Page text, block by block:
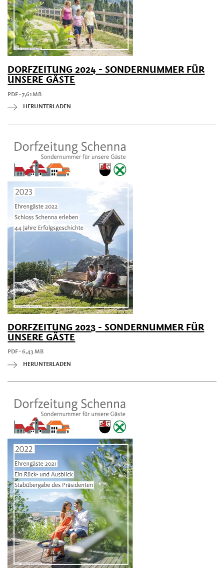
DORFZEITUNG 2024 - SONDERNUMMER FÜR
UNSERE GÄSTE
PDF - 7,61 MB
HERUNTERLADEN
DORFZEITUNG 2023 - SONDERNUMMER FÜR
UNSERE GÄSTE
PDF - 6,43 MB
HERUNTERLADEN